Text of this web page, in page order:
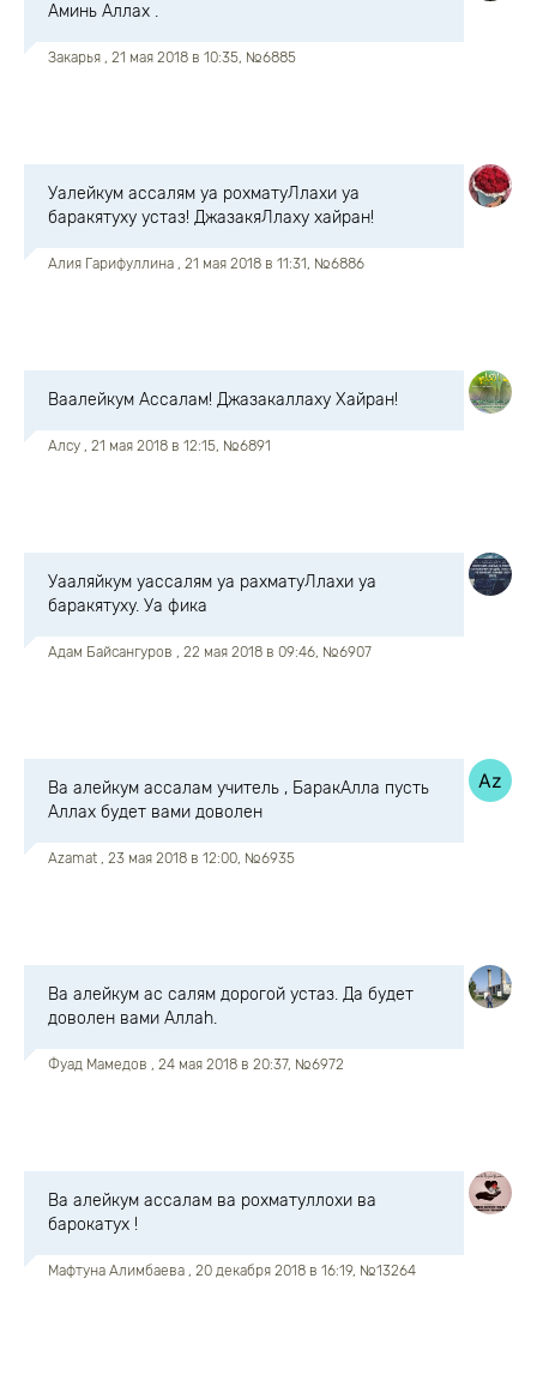
Аминь Аллах .
Закарья , 21 мая 2018 в 10:35, №6885
Уалейкум ассалям уа рохматуЛлахи уа
баракятуху устаз! ДжазакяЛлаху хайран!
Алия Гарифуллина , 21 мая 2018 в 11:31, №6886
Ваалейкум Ассалам! Джазакаллаху Хайран!
Алсу , 21 мая 2018 в 12:15, №6891
Уааляйкум уассалям уа рахматуЛлахи уа
баракятуху. Уа фика
Адам Байсангуров , 22 мая 2018 в 09:46, №6907
Ва алейкум ассалам учитель , БаракАлла пусть
Аллах будет вами доволен
Azamat , 23 мая 2018 в 12:00, №6935
Ва алейкум ас салям дорогой устаз. Да будет
доволен вами Аллаh.
Фуад Мамедов , 24 мая 2018 в 20:37, №6972
Ва алейкум ассалам ва рохматуллохи ва
барокатух !
Мафтуна Алимбаева , 20 декабря 2018 в 16:19, №13264